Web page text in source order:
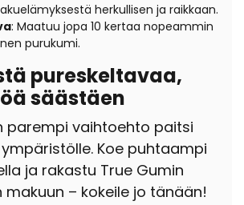
herkullisen ja raikkaan.
: Maatuu jopa 10 kertaa nopeammin
purukumi.
pureskeltavaa,
säästäen
parempi vaihtoehto paitsi
Koe puhtaampi
ja rakastu True Gumin
makuun – kokeile jo tänään!